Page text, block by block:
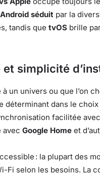
Android séduit par la
tandis que tvOS brille
simplicité
à un univers ou que l’on
déterminant dans le choix
facilitée avec
avec Google Home et
: la plupart des
Fi selon les besoins. La